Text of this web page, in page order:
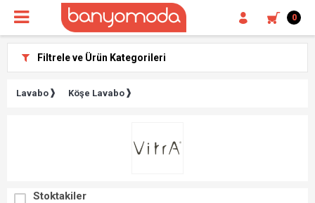
0
Filtrele ve Ürün Kategorileri
Lavabo Köşe Lavabo
Stoktakiler